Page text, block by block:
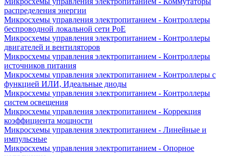
распределения энергии
Микросхемы управления электропитанием - Контроллеры
беспроводной локальной сети PoE
Микросхемы управления электропитанием - Контроллеры
двигателей и вентиляторов
Микросхемы управления электропитанием - Контроллеры
источников питания
Микросхемы управления электропитанием - Контроллеры с
функцией ИЛИ, Идеальные диоды
Микросхемы управления электропитанием - Контроллеры
систем освещения
Микросхемы управления электропитанием - Коррекция
коэффициента мощности
Микросхемы управления электропитанием - Линейные и
импульсные
Микросхемы управления электропитанием - Опорное